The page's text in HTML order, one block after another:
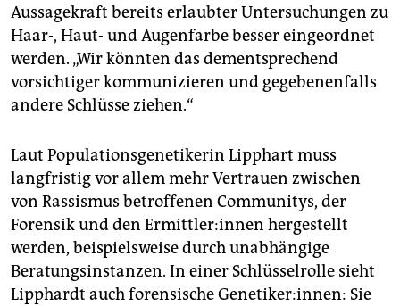
Aussagekraft bereits erlaubter Untersuchungen zu
Haar-, Haut- und Augenfarbe besser eingeordnet
werden. „Wir könnten das dementsprechend
vorsichtiger kommunizieren und gegebenenfalls
andere Schlüsse ziehen.“
Laut Populationsgenetikerin Lipphart muss
langfristig vor allem mehr Vertrauen zwischen
von Rassismus betroffenen Communitys, der
Forensik und den Er­mitt­le­r:in­nen hergestellt
werden, beispielsweise durch unabhängige
Beratungsinstanzen. In einer Schlüsselrolle sieht
Lipphardt auch forensische Ge­ne­ti­ke­r:in­nen: Sie